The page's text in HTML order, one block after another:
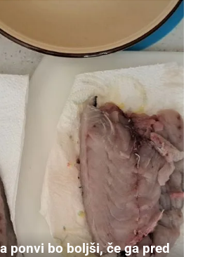
ponvi bo boljši, če ga pred